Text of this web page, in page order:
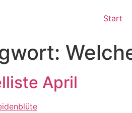
Start
April